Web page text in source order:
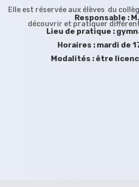
Elle est réservée aux élèves du
découvrir et pratiquer
Responsable :
Lieu de pratique :
Horaires : mardi de
Modalités : être